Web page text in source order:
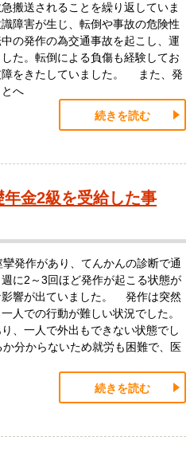
搬送されることを繰り返していま
障害が生じ、転倒や事故の危険性
の発作の為交通事故を起こし、運
た。転倒による負傷も経験してお
障をきたしていました。 また、発
へ
続きを読む
金2級を受給した事
発作があり、てんかんの診断で通
に2～3回ほど発作が起こる状態が
影響が出ていました。 発作は突然
人での行動が難しい状況でした。
、一人で外出もできない状態でし
分からないため就労も困難で、医
続きを読む